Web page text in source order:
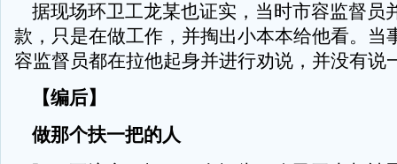
据现场环卫工龙某也证实，当时市容监督员
款，只是在做工作，并掏出小本本给他看。当
容监督员都在拉他起身并进行劝说，并没有说
【编后】
做那个扶一把的人